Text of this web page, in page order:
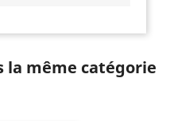
la même catégorie